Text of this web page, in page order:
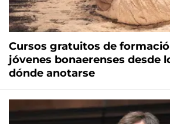
Cursos gratuitos de
jóvenes bonaerenses desde
dónde anotarse